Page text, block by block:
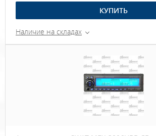
КУПИТЬ
Наличие на складах